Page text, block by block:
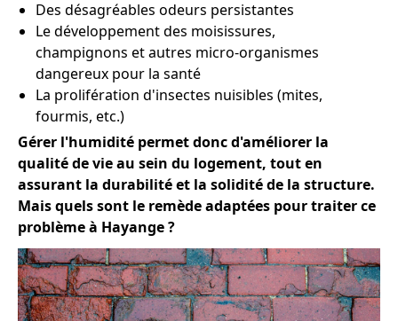
Des désagréables odeurs persistantes
Le développement des moisissures,
champignons et autres micro-organismes
dangereux pour la santé
La prolifération d'insectes nuisibles (mites,
fourmis, etc.)
Gérer l'humidité permet donc d'améliorer la
qualité de vie au sein du logement, tout en
assurant la durabilité et la solidité de la structure.
Mais quels sont le remède adaptées pour traiter ce
problème à Hayange ?